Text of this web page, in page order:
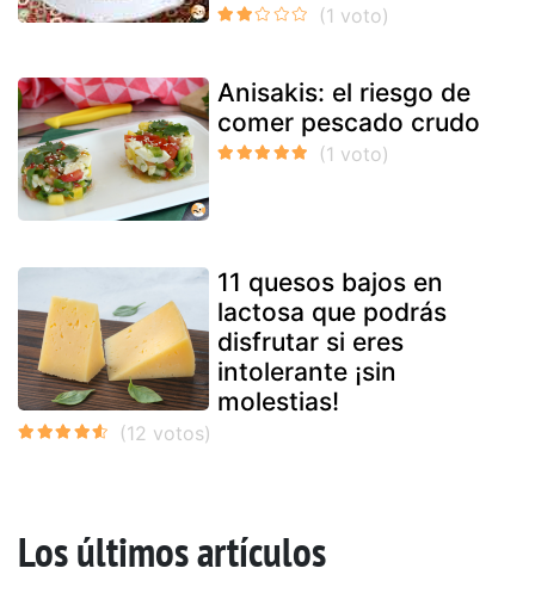
Anisakis: el riesgo de
comer pescado crudo
11 quesos bajos en
lactosa que podrás
disfrutar si eres
intolerante ¡sin
molestias!
Los últimos artículos